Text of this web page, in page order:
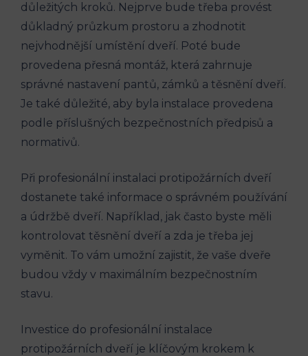
důležitých kroků. Nejprve bude třeba provést
důkladný průzkum prostoru a zhodnotit
nejvhodnější umístění dveří. Poté bude
provedena přesná montáž, která zahrnuje
správné nastavení pantů, zámků a těsnění dveří.
Je také důležité, aby byla instalace provedena
podle příslušných bezpečnostních předpisů a
normativů.
Při profesionální instalaci protipožárních dveří
dostanete také informace o správném používání
a údržbě dveří. Například, jak často byste měli
kontrolovat těsnění dveří a zda je třeba jej
vyměnit. To vám umožní zajistit, že vaše dveře
budou vždy v maximálním bezpečnostním
stavu.
Investice do profesionální instalace
protipožárních dveří je klíčovým krokem k